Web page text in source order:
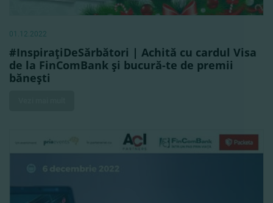
01.12.2022
#InspiraţiDeSărbători | Achită cu cardul Visa
de la FinComBank şi bucură-te de premii
băneşti